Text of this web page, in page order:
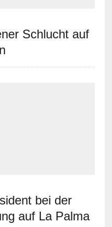
Schlucht auf
bei der
auf La Palma